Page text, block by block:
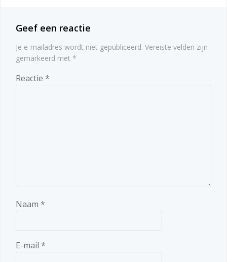
Geef een reactie
Je e-mailadres wordt niet gepubliceerd. Vereiste velden zijn
gemarkeerd met *
Reactie *
Naam *
E-mail *